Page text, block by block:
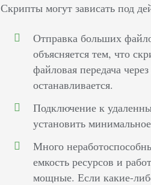
Скрипты могут зависать под
Отправка больших
объясняется тем, что
файловая передача
останавливается.
Подключение к
установить
Много
емкость ресурсов и
мощные. Если какие-